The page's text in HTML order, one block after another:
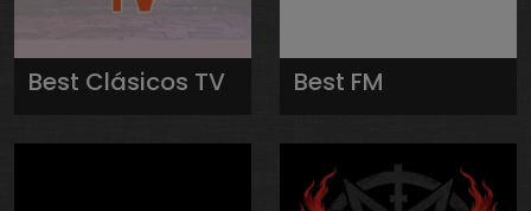
Best Clásicos TV Best FM